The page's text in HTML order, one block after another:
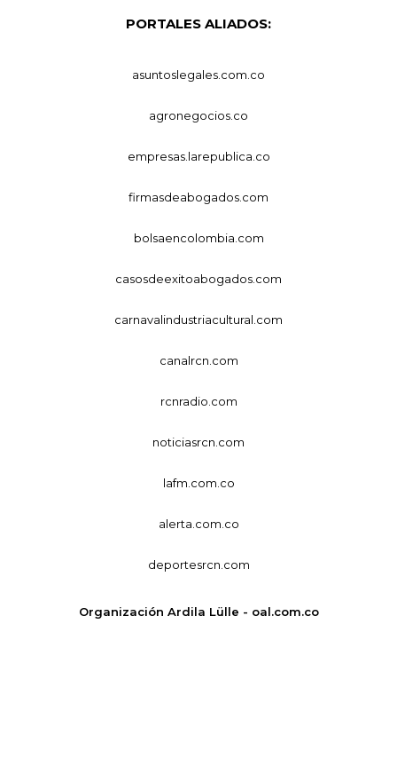
PORTALES ALIADOS:
asuntoslegales.com.co
agronegocios.co
empresas.larepublica.co
firmasdeabogados.com
bolsaencolombia.com
casosdeexitoabogados.com
carnavalindustriacultural.com
canalrcn.com
rcnradio.com
noticiasrcn.com
lafm.com.co
alerta.com.co
deportesrcn.com
Organización Ardila Lülle - oal.com.co